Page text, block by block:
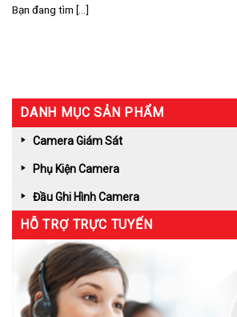
Bạn đang tìm [...]
DANH MỤC SẢN PHẨM
Camera Giám Sát
Phụ Kiện Camera
Đầu Ghi Hình Camera
HỖ TRỢ TRỰC TUYẾN